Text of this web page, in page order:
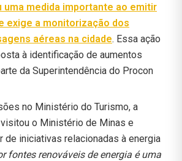
uma medida importante ao emitir
exige a monitorização dos
aéreas na cidade. Essa ação
à identificação de aumentos
da Superintendência do Procon
no Ministério do Turismo, a
o Ministério de Minas e
de iniciativas relacionadas à energia
fontes renováveis de energia é uma